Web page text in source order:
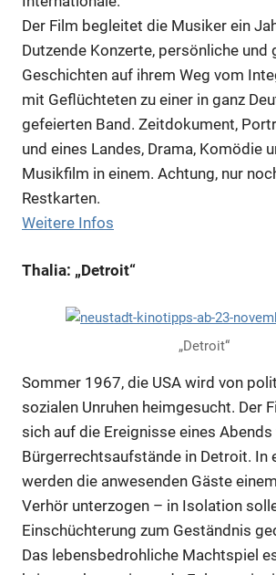
Der Film begleitet die Musiker ein
Dutzende Konzerte, persönliche und
Geschichten auf ihrem Weg vom
mit Geflüchteten zu einer in ganz
gefeierten Band. Zeitdokument,
und eines Landes, Drama, Komödie
Musikfilm in einem. Achtung, nur
Restkarten.
Weitere Infos
Thalia: „Detroit“
„Detroit“
Sommer 1967, die USA wird von
sozialen Unruhen heimgesucht. Der
sich auf die Ereignisse eines
Bürgerrechtsaufstände in Detroit. In
werden die anwesenden Gäste
Verhör unterzogen – in Isolation
Einschüchterung zum Geständnis
Das lebensbedrohliche Machtspiel